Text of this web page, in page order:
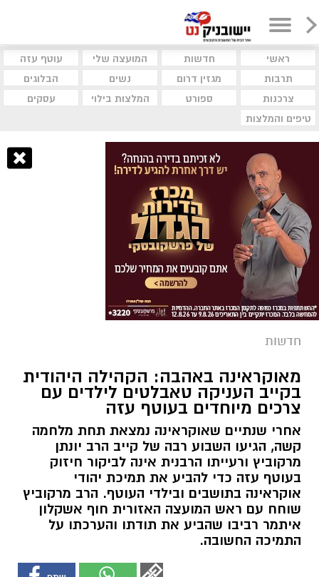
ראשי חדשות המועצה שלי
עוטף עזה
תרבות
מגזין דרום נשים
הבלוגים
צרכנות
ספורט המלצות בילוי
עסקים
טיפים והמלצות
חדשות
מאוקראינה באהבה: הקהילה היהודית
בקייב העניקה טאבלטים לילדים עם
צרכים מיוחדים בעוטף עזה
אחרי שנתיים שאוקראינה נמצאת תחת מלחמה
קשה, הגיעו השבוע רבה של קייב הרב יונתן
מרקוביץ ורעייתו הרבנית אינה לביקור חיזוק
בעוטף עזה כדי להביע את תמיכת יהודי
אוקראינה בתושבים ובילדי העוטף. הרב מרקוביץ
שוחח עם ראש המועצה האזורית חוף אשקלון
איתמר רביבו שהביע את תודתו והערכתו על
התמיכה החשובה.